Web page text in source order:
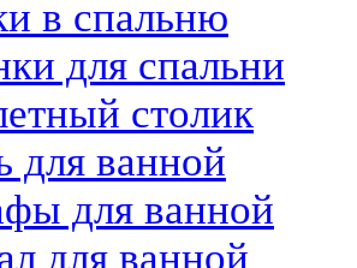
в спальню
для спальни
столик
для ванной
для ванной
для ванной